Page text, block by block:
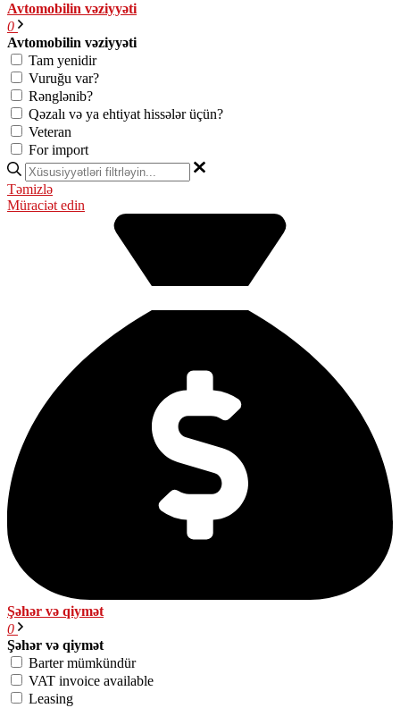
Avtomobilin vəziyyəti
0
Avtomobilin vəziyyəti
Tam yenidir
Vuruğu var?
Rənglənib?
Qəzalı və ya ehtiyat hissələr üçün?
Veteran
For import
Təmizlə
Müraciət edin
Şəhər və qiymət
0
Şəhər və qiymət
Barter mümkündür
VAT invoice available
Leasing